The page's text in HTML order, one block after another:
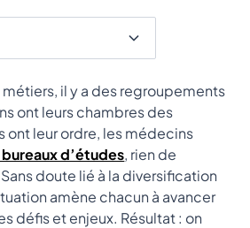
il y a des regroupements
ont leurs chambres des
ont leur ordre, les médecins
bureaux d’études, rien de
doute lié à la diversification
amène chacun à avancer
défis et enjeux. Résultat : on